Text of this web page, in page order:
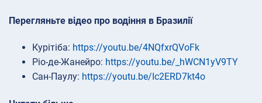
Перегляньте відео про водіння в Бразилії
Курітіба: https://youtu.be/4NQfxrQVoFk
Ріо-де-Жанейро: https://youtu.be/_hWCN1yV9TY
Сан-Паулу: https://youtu.be/Ic2ERD7kt4o